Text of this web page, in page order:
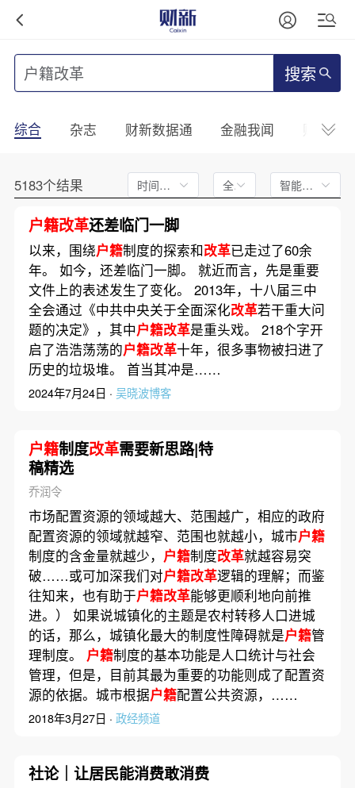
搜索
综合 杂志 财新数据通 金融我闻 财新
5183个结果 时间不限 全文 智能排序
户籍改革还差临门一脚
以来，围绕户籍制度的探索和改革已走过了60余
年。 如今，还差临门一脚。 就近而言，先是重要
文件上的表述发生了变化。 2013年，十八届三中
全会通过《中共中央关于全面深化改革若干重大问
题的决定》，其中户籍改革是重头戏。 218个字开
启了浩浩荡荡的户籍改革十年，很多事物被扫进了
历史的垃圾堆。 首当其冲是……
2024年7月24日 · 吴晓波博客
户籍制度改革需要新思路|特
稿精选
乔润令
市场配置资源的领域越大、范围越广，相应的政府
配置资源的领域就越窄、范围也就越小，城市户籍
制度的含金量就越少， 户籍制度改革就越容易突
破……或可加深我们对户籍改革逻辑的理解；而鉴
往知来，也有助于户籍改革能够更顺利地向前推
进。） 如果说城镇化的主题是农村转移人口进城
的话，那么，城镇化最大的制度性障碍就是户籍管
理制度。 户籍制度的基本功能是人口统计与社会
管理，但是，目前其最为重要的功能则成了配置资
源的依据。城市根据户籍配置公共资源，……
2018年3月27日 · 政经频道
社论｜让居民能消费敢消费